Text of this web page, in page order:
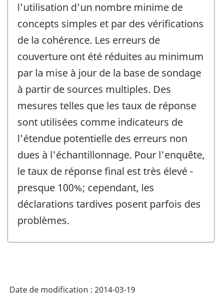
l'utilisation d'un nombre minime de
concepts simples et par des vérifications
de la cohérence. Les erreurs de
couverture ont été réduites au minimum
par la mise à jour de la base de sondage
à partir de sources multiples. Des
mesures telles que les taux de réponse
sont utilisées comme indicateurs de
l'étendue potentielle des erreurs non
dues à l'échantillonnage. Pour l'enquête,
le taux de réponse final est très élevé -
presque 100%; cependant, les
déclarations tardives posent parfois des
problèmes.
Date de modification : 2014-03-19